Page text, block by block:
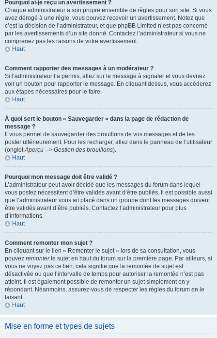
Pourquoi ai-je reçu un avertissement ?
Chaque administrateur a son propre ensemble de règles pour son site. Si vous
avez dérogé à une règle, vous pouvez recevoir un avertissement. Notez que
c’est la décision de l’administrateur, et que phpBB Limited n’est pas concerné
par les avertissements d’un site donné. Contactez l’administrateur si vous ne
comprenez pas les raisons de votre avertissement.
Haut
Comment rapporter des messages à un modérateur ?
Si l’administrateur l’a permis, allez sur le message à signaler et vous devriez
voir un bouton pour rapporter le message. En cliquant dessus, vous accéderez
aux étapes nécessaires pour le faire.
Haut
À quoi sert le bouton « Sauvegarder » dans la page de rédaction de
message ?
Il vous permet de sauvegarder des brouillons de vos messages et de les
poster ultérieurement. Pour les recharger, allez dans le panneau de l’utilisateur
(ongletAperçu --> Gestion des brouillons).
Haut
Pourquoi mon message doit être validé ?
L’administrateur peut avoir décidé que les messages du forum dans lequel
vous postez nécessitent d’être validés avant d’être publiés. Il est possible aussi
que l’administrateur vous ait placé dans un groupe dont les messages doivent
être validés avant d’être publiés. Contactez l’administrateur pour plus
d’informations.
Haut
Comment remonter mon sujet ?
En cliquant sur le lien « Remonter le sujet » lors de sa consultation, vous
pouvez remonterle sujet en haut du forum sur la première page. Par ailleurs, si
vous ne voyez pas ce lien, cela signifie que la remontée de sujet est
désactivée ou que l’intervalle de temps pour autoriser la remontée n’est pas
atteint. Il est également possible de remonter un sujet simplement en y
répondant. Néanmoins, assurez-vous de respecter les règles du forum en le
faisant.
Haut
Mise en forme et types de sujets